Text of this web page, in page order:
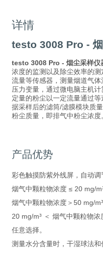
详情
testo 3008 Pro -
testo 3008 Pro - 烟尘采样仪
浓度的监测以及除尘效率的测
流量等传感器，测量烟道气体
压力变量，通过微电脑主机
定量的粉尘以一定流量通过
据采样后的滤筒/滤膜模块质
粉尘质量，即排气中粉尘浓度
产品优势
彩色触摸防紫外线屏，自动调
烟气中颗粒物浓度 ≤ 20 mg/
烟气中颗粒物浓度＞50 mg/
20 mg/m³ ＜ 烟气中颗粒物
任意选择。
测量水分含量时，干湿球法